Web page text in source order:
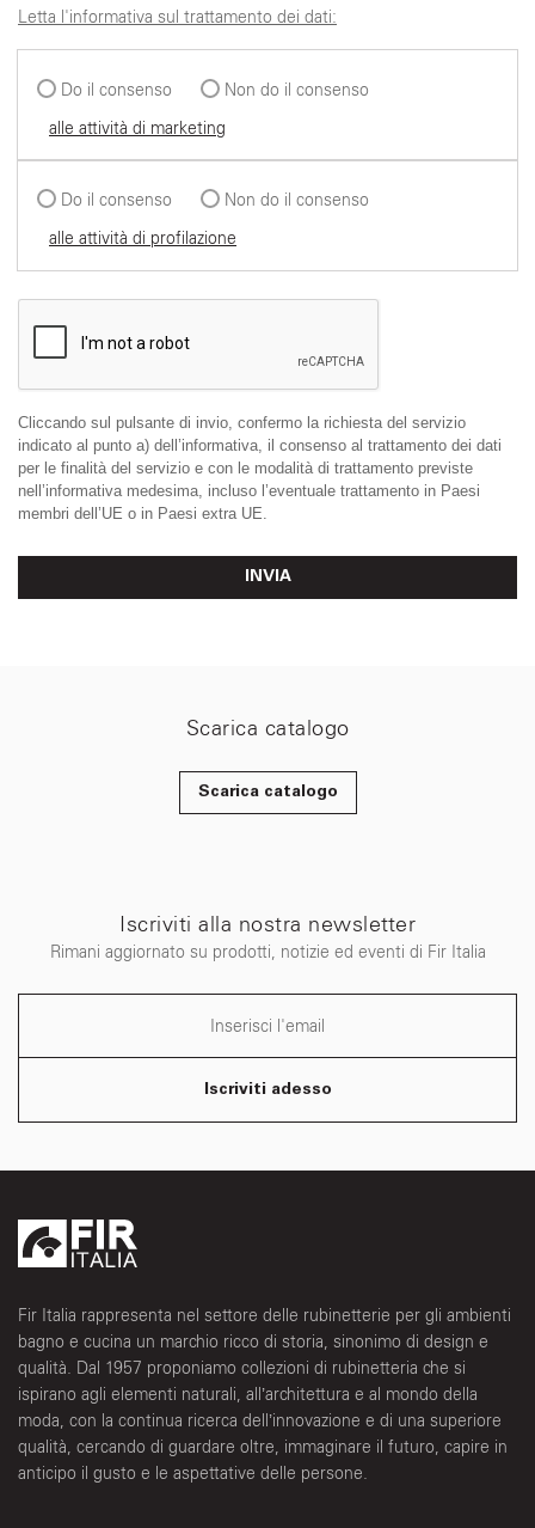
Letta l'informativa sul trattamento dei dati:
Do il consenso
Non do il consenso
alle attività di marketing
Do il consenso
Non do il consenso
alle attività di profilazione
Cliccando sul pulsante di invio, confermo la richiesta del servizio
indicato al punto a) dell’informativa, il consenso al trattamento dei dati
per le finalità del servizio e con le modalità di trattamento previste
nell’informativa medesima, incluso l’eventuale trattamento in Paesi
membri dell’UE o in Paesi extra UE.
INVIA
Scarica catalogo
Scarica catalogo
Iscriviti alla nostra newsletter
Rimani aggiornato su prodotti, notizie ed eventi di Fir Italia
Iscriviti adesso
Fir Italia rappresenta nel settore delle rubinetterie per gli ambienti
bagno e cucina un marchio ricco di storia, sinonimo di design e
qualità. Dal 1957 proponiamo collezioni di rubinetteria che si
ispirano agli elementi naturali, all’architettura e al mondo della
moda, con la continua ricerca dell’innovazione e di una superiore
qualità, cercando di guardare oltre, immaginare il futuro, capire in
anticipo il gusto e le aspettative delle persone.